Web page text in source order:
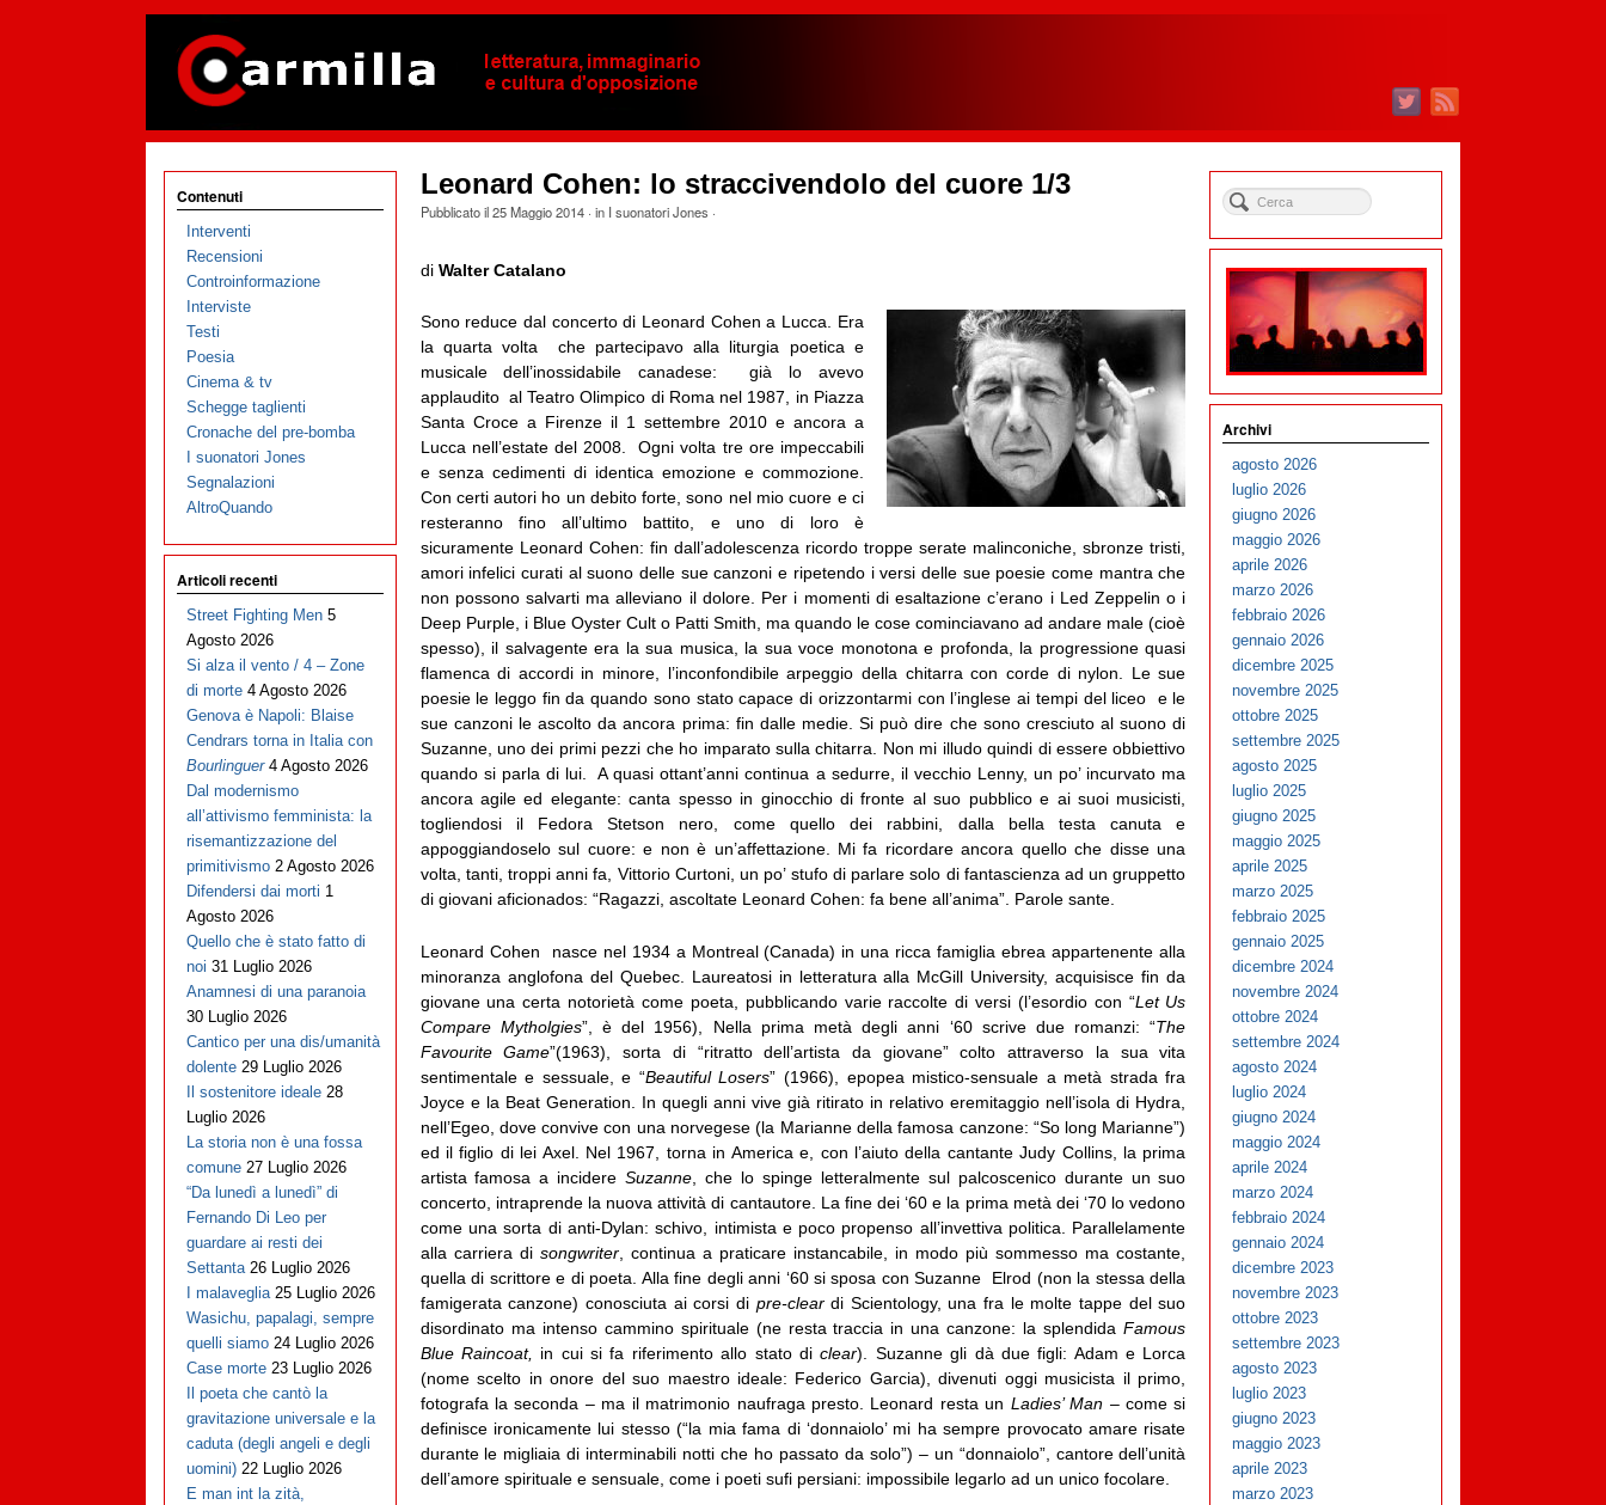
Leonard Cohen: lo straccivendolo del cuore 1/3
Pubblicato il25 Maggio 2014· in I suonatori Jones ·
di Walter Catalano
Sono reduce dal concerto di Leonard Cohen a Lucca. Era
la quarta volta che partecipavo alla liturgia poetica e
musicale dell’inossidabile canadese: già lo avevo
applaudito al Teatro Olimpico di Roma nel 1987, in Piazza
Santa Croce a Firenze il 1 settembre 2010 e ancora a
Lucca nell’estate del 2008. Ogni volta tre ore impeccabili
e senza cedimenti di identica emozione e commozione.
Con certi autori ho un debito forte, sono nel mio cuore e ci
resteranno fino all’ultimo battito, e uno di loro è
sicuramente Leonard Cohen: fin dall’adolescenza ricordo troppe serate malinconiche, sbronze tristi,
amori infelici curati al suono delle sue canzoni e ripetendo i versi delle sue poesie come mantra che
non possono salvarti ma alleviano il dolore. Per i momenti di esaltazione c’erano i Led Zeppelin o i
Deep Purple, i Blue Oyster Cult o Patti Smith, ma quando le cose cominciavano ad andare male (cioè
spesso), il salvagente era la sua musica, la sua voce monotona e profonda, la progressione quasi
flamenca di accordi in minore, l’inconfondibile arpeggio della chitarra con corde di nylon. Le sue
poesie le leggo fin da quando sono stato capace di orizzontarmi con l’inglese ai tempi del liceo e le
sue canzoni le ascolto da ancora prima: fin dalle medie. Si può dire che sono cresciuto al suono di
Suzanne, uno dei primi pezzi che ho imparato sulla chitarra. Non mi illudo quindi di essere obbiettivo
quando si parla di lui. A quasi ottant’anni continua a sedurre, il vecchio Lenny, un po’ incurvato ma
ancora agile ed elegante: canta spesso in ginocchio di fronte al suo pubblico e ai suoi musicisti,
togliendosi il Fedora Stetson nero, come quello dei rabbini, dalla bella testa canuta e
appoggiandoselo sul cuore: e non è un’affettazione. Mi fa ricordare ancora quello che disse una
volta, tanti, troppi anni fa, Vittorio Curtoni, un po’ stufo di parlare solo di fantascienza ad un gruppetto
di giovani aficionados: “Ragazzi, ascoltate Leonard Cohen: fa bene all’anima”. Parole sante.
Leonard Cohen nasce nel 1934 a Montreal (Canada) in una ricca famiglia ebrea appartenente alla
minoranza anglofona del Quebec. Laureatosi in letteratura alla McGill University, acquisisce fin da
giovane una certa notorietà come poeta, pubblicando varie raccolte di versi (l’esordio con “Let Us
Compare Mytholgies”, è del 1956), Nella prima metà degli anni ‘60 scrive due romanzi: “The
Favourite Game”(1963), sorta di “ritratto dell’artista da giovane” colto attraverso la sua vita
sentimentale e sessuale, e “Beautiful Losers” (1966), epopea mistico-sensuale a metà strada fra
Joyce e la Beat Generation. In quegli anni vive già ritirato in relativo eremitaggio nell’isola di Hydra,
nell’Egeo, dove convive con una norvegese (la Marianne della famosa canzone: “So long Marianne”)
ed il figlio di lei Axel. Nel 1967, torna in America e, con l’aiuto della cantante Judy Collins, la prima
artista famosa a incidereSuzanne , che lo spinge letteralmente sul palcoscenico durante un suo
concerto, intraprende la nuova attività di cantautore. La fine dei ‘60 e la prima metà dei ‘70 lo vedono
come una sorta di anti-Dylan: schivo, intimista e poco propenso all’invettiva politica. Parallelamente
alla carriera di songwriter, continua a praticare instancabile, in modo più sommesso ma costante,
quella di scrittore e di poeta. Alla fine degli anni ‘60 si sposa con Suzanne Elrod (non la stessa della
famigerata canzone) conosciuta ai corsi di pre-cleardi Scientology, una fra le molte tappe del suo
disordinato ma intenso cammino spirituale (ne resta traccia in una canzone: la splendidaFamous
Blue Raincoat, in cui si fa riferimento allo stato diclear). Suzanne gli dà due figli: Adam e Lorca
(nome scelto in onore del suo maestro ideale: Federico Garcia), divenuti oggi musicista il primo,
fotografa la seconda – ma il matrimonio naufraga presto. Leonard resta un Ladies’ Man –come si
definisce ironicamente lui stesso (“la mia fama di ‘donnaiolo’ mi ha sempre provocato amare risate
durante le migliaia di interminabili notti che ho passato da solo”) –un “donnaiolo”, cantore dell’unità
dell’amore spirituale e sensuale, come i poeti sufi persiani: impossibile legarlo ad un unico focolare.
Contenuti
Interventi
Recensioni
Controinformazione
Interviste
Testi
Poesia
Cinema & tv
Schegge taglienti
Cronache del pre-bomba
I suonatori Jones
Segnalazioni
AltroQuando
Articoli recenti
Street Fighting Men 5
Agosto 2026
Si alza il vento / 4 – Zone
di morte 4 Agosto 2026
Genova è Napoli: Blaise
Cendrars torna in Italia con
Bourlinguer 4 Agosto 2026
Dal modernismo
all’attivismo femminista: la
risemantizzazione del
primitivismo 2 Agosto 2026
Difendersi dai morti 1
Agosto 2026
Quello che è stato fatto di
noi 31 Luglio 2026
Anamnesi di una paranoia
30 Luglio 2026
Cantico per una dis/umanità
dolente 29 Luglio 2026
Il sostenitore ideale 28
Luglio 2026
La storia non è una fossa
comune 27 Luglio 2026
“Da lunedì a lunedì” di
Fernando Di Leo per
guardare ai resti dei
Settanta 26 Luglio 2026
I malaveglia 25 Luglio 2026
Wasichu, papalagi, sempre
quelli siamo 24 Luglio 2026
Case morte 23 Luglio 2026
Il poeta che cantò la
gravitazione universale e la
caduta (degli angeli e degli
uomini) 22 Luglio 2026
E man int la zità,
Archivi
agosto 2026
luglio 2026
giugno 2026
maggio 2026
aprile 2026
marzo 2026
febbraio 2026
gennaio 2026
dicembre 2025
novembre 2025
ottobre 2025
settembre 2025
agosto 2025
luglio 2025
giugno 2025
maggio 2025
aprile 2025
marzo 2025
febbraio 2025
gennaio 2025
dicembre 2024
novembre 2024
ottobre 2024
settembre 2024
agosto 2024
luglio 2024
giugno 2024
maggio 2024
aprile 2024
marzo 2024
febbraio 2024
gennaio 2024
dicembre 2023
novembre 2023
ottobre 2023
settembre 2023
agosto 2023
luglio 2023
giugno 2023
maggio 2023
aprile 2023
marzo 2023